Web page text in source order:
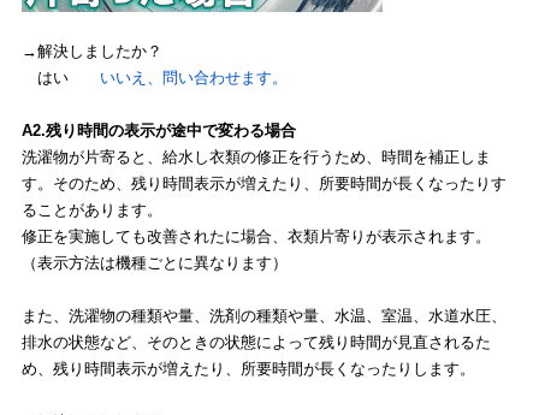
→解決しましたか？
はい いいえ、問い合わせます。
A2.残り時間の表示が途中で変わる場合
洗濯物が片寄ると、給水し衣類の修正を行うため、時間を補正しま
す。そのため、残り時間表示が増えたり、所要時間が長くなったりす
ることがあります。
修正を実施しても改善されたに場合、衣類片寄りが表示されます。
（表示方法は機種ごとに異なります）
また、洗濯物の種類や量、洗剤の種類や量、水温、室温、水道水圧、
排水の状態など、そのときの状態によって残り時間が見直されるた
め、残り時間表示が増えたり、所要時間が長くなったりします。